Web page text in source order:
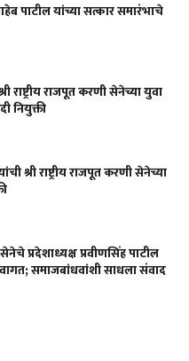
पाटील यांच्या सत्कार समारंभाचे
राष्ट्रीय राजपूत करणी सेनेच्या युवा
नियुक्ती
श्री राष्ट्रीय राजपूत करणी सेनेच्या
सेनेचे प्रदेशाध्यक्ष प्रवीणसिंह पाटील
समाजबांधवांशी साधला संवाद